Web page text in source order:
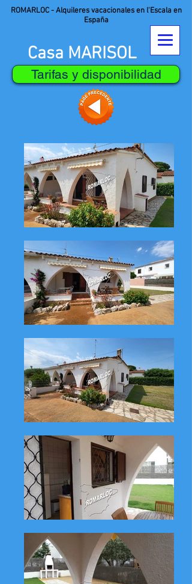
ROMARLOC - Alquileres vacacionales en l'Escala en
España
Casa MARISOL
Tarifas y disponibilidad